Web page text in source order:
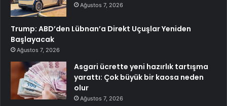
Ağustos 7, 2026
Trump: ABD’den Lübnan’a Direkt Uçuşlar Yeniden
Başlayacak
Ağustos 7, 2026
Asgari ücrette yeni hazırlık tartışma
yarattı: Çok büyük bir kaosa neden
olur
Ağustos 7, 2026